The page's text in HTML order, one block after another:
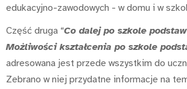
edukacyjno-zawodowych - w domu i w
Część druga “Co dalej po szkole
Możliwości kształcenia po szkole
adresowana jest przede wszystkim do
Zebrano w niej przydatne informacje na